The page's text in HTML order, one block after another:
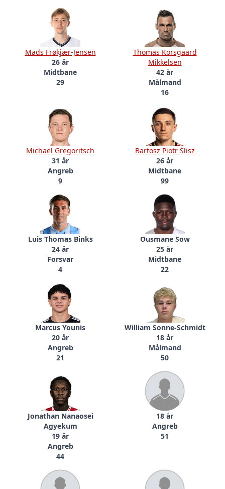
Mads Frøkjær-Jensen
26 år
Midtbane
29
Thomas Korsgaard
Mikkelsen
42 år
Målmand
16
Michael Gregoritsch
31 år
Angreb
9
Bartosz Piotr Slisz
26 år
Midtbane
99
Luis Thomas Binks
24 år
Forsvar
4
Ousmane Sow
25 år
Midtbane
22
Marcus Younis
20 år
Angreb
21
William Sonne-Schmidt
18 år
Målmand
50
Jonathan Nanaosei
Agyekum
19 år
Angreb
44
18 år
Angreb
51